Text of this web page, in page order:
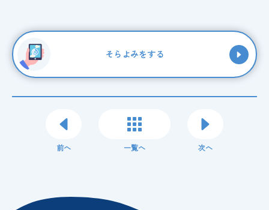
そらよみをする
前へ 一覧へ 次へ